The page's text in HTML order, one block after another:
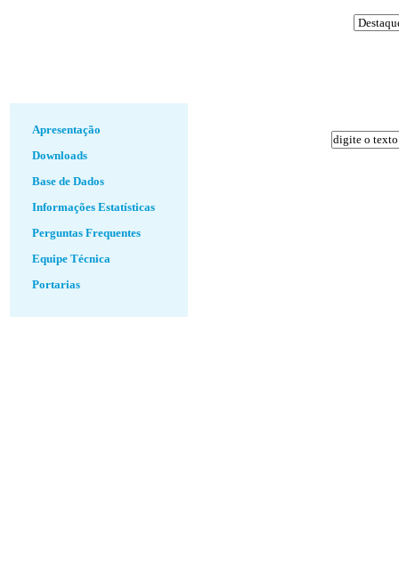
Apresentação
Downloads
Base de Dados
Informações Estatísticas
Perguntas Frequentes
Equipe Técnica
Portarias